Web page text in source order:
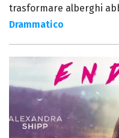
trasformare alberghi
Drammatico